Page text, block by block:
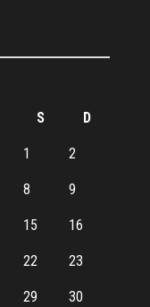
S D
1 2
8 9
15 16
22 23
29 30